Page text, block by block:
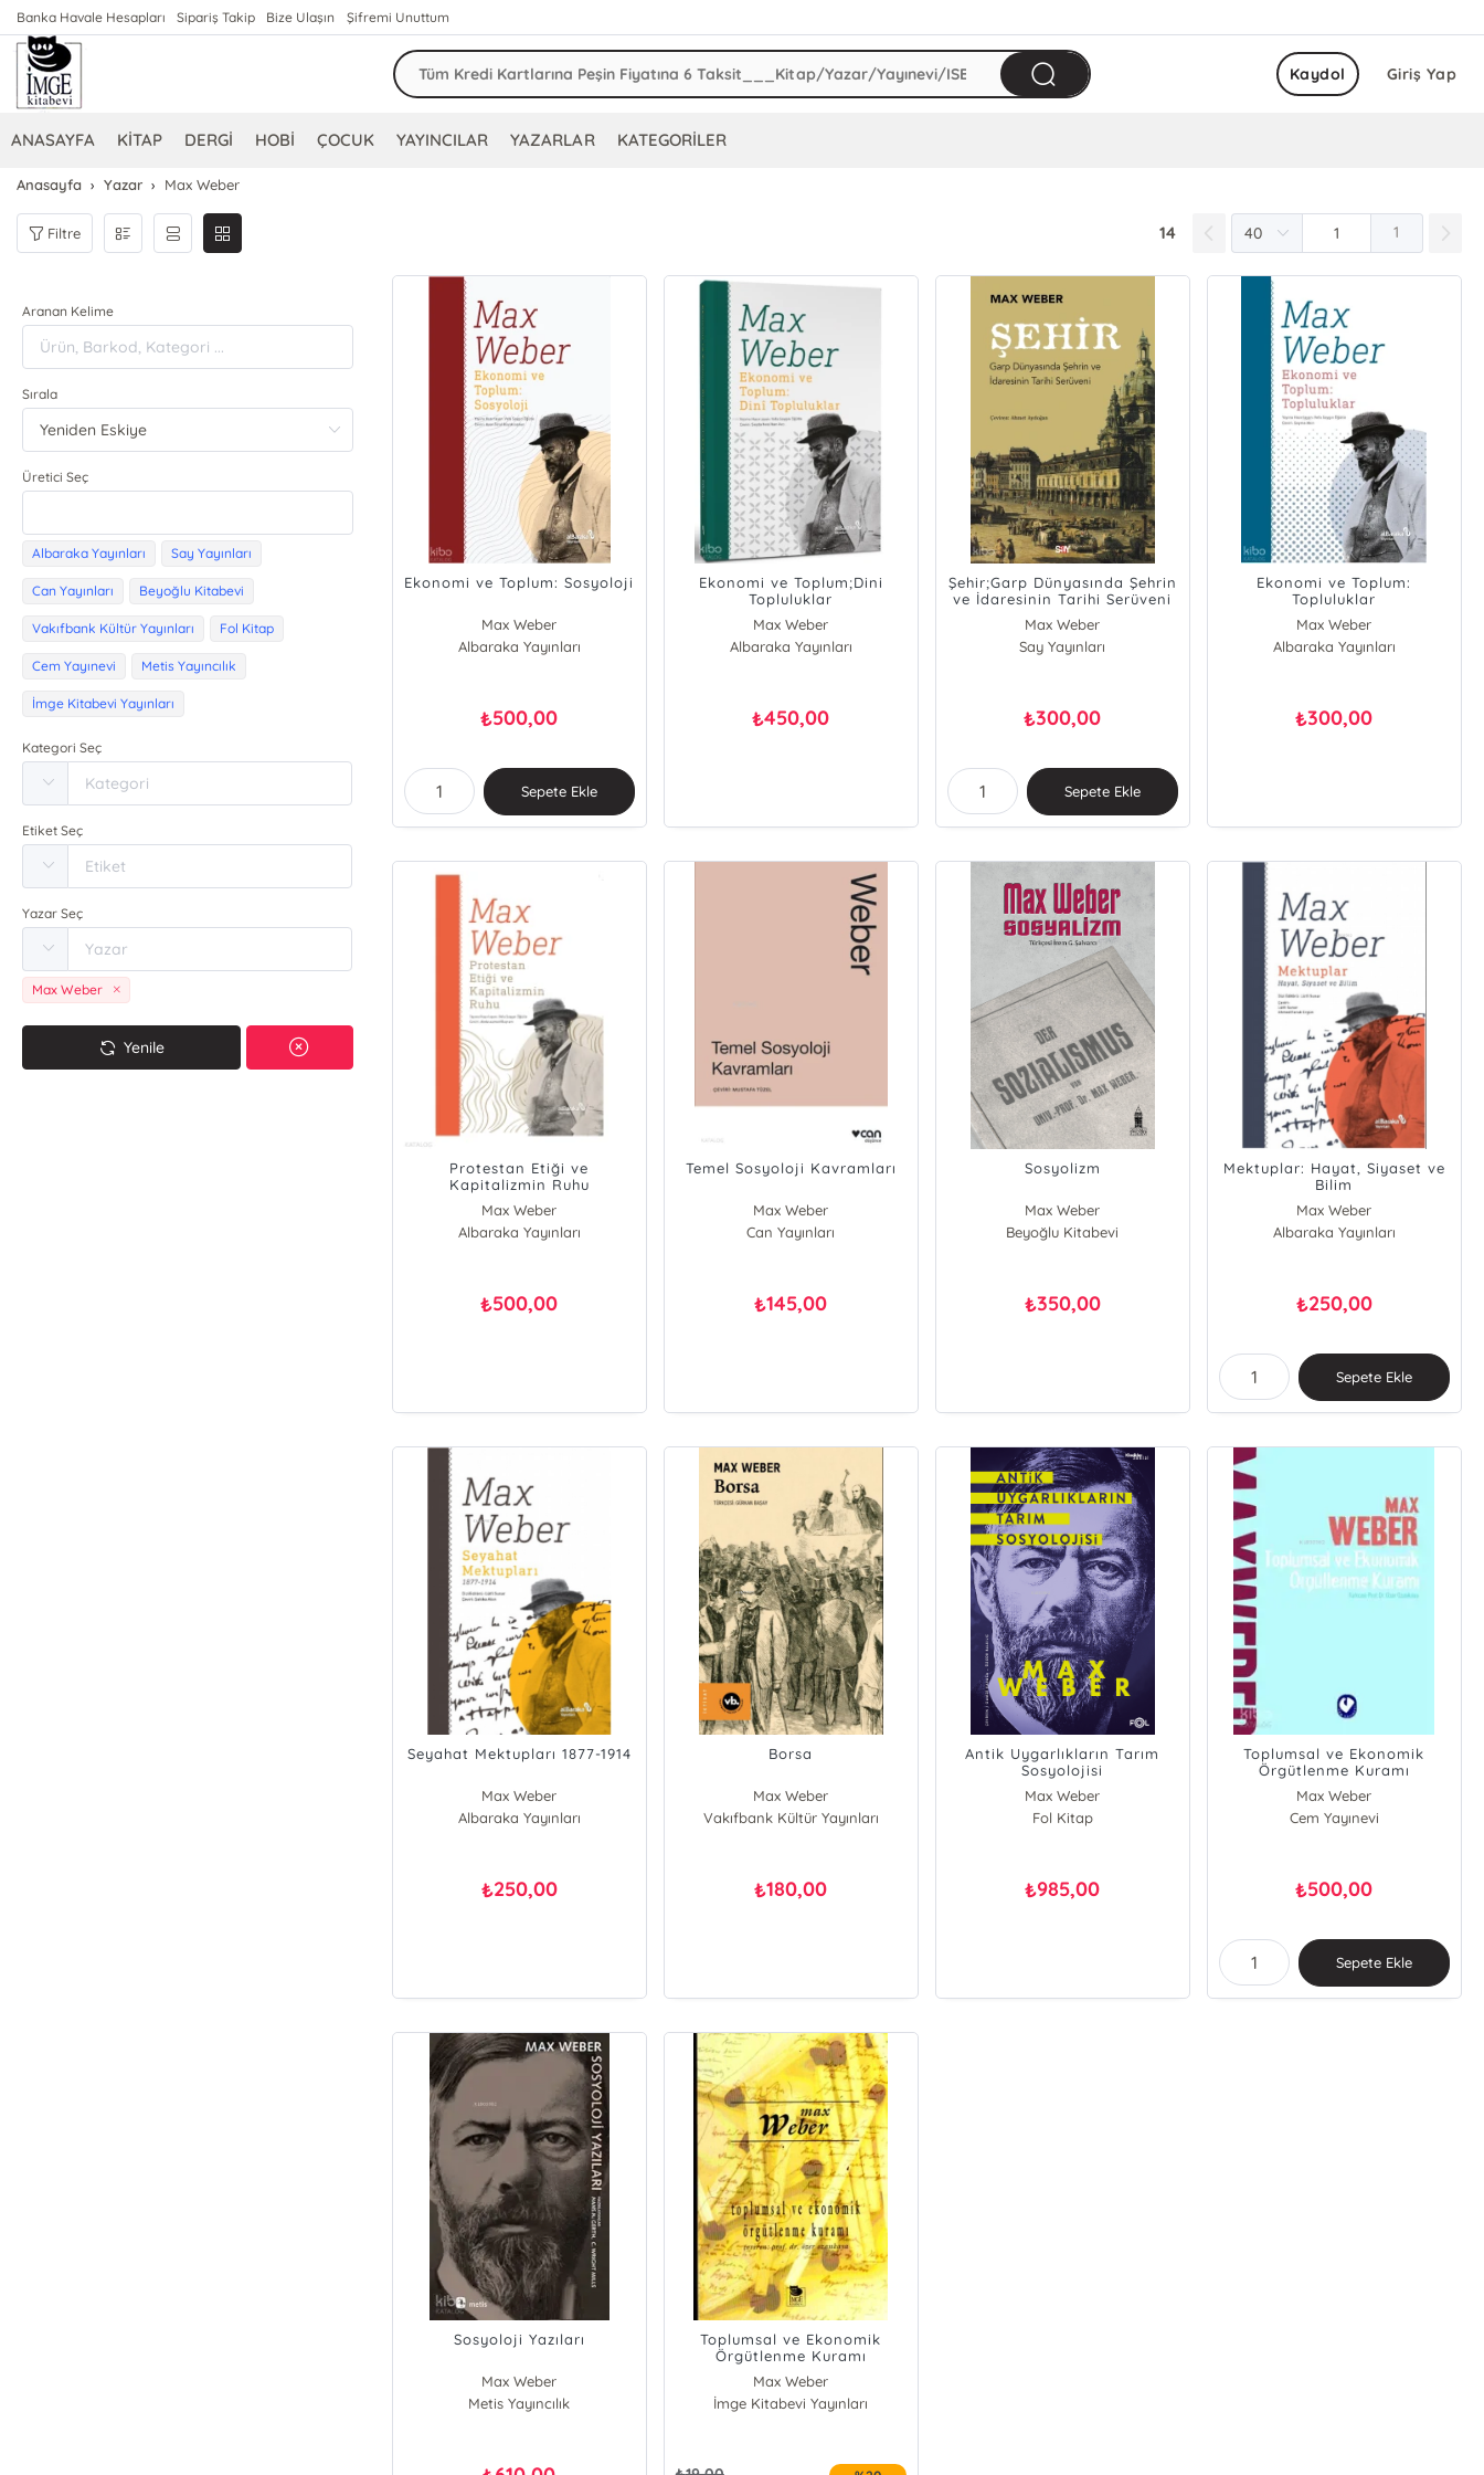
Banka Havale Hesapları Sipariş Takip Bize Ulaşın Şifremi Unuttum
Giriş Yap
Kaydol
ANASAYFA KİTAP DERGİ HOBİ ÇOCUK YAYINCILAR YAZARLAR KATEGORİLER
Anasayfa Yazar Max Weber
Filtre 14 1
Aranan Kelime
Sırala
Üretici Seç
Albaraka Yayınları Say Yayınları
Can Yayınları Beyoğlu Kitabevi
Vakıfbank Kültür Yayınları Fol Kitap
Cem Yayınevi Metis Yayıncılık
İmge Kitabevi Yayınları
Kategori Seç
Etiket Seç
Yazar Seç
Max Weber
Yenile
Ekonomi ve Toplum: Sosyoloji
Max Weber
Albaraka Yayınları
₺500,00
Sepete Ekle
Ekonomi ve Toplum;Dini
Topluluklar
Max Weber
Albaraka Yayınları
₺450,00
Şehir;Garp Dünyasında Şehrin
ve İdaresinin Tarihi Serüveni
Max Weber
Say Yayınları
₺300,00
Sepete Ekle
Ekonomi ve Toplum:
Topluluklar
Max Weber
Albaraka Yayınları
₺300,00
Protestan Etiği ve
Kapitalizmin Ruhu
Max Weber
Albaraka Yayınları
₺500,00
Temel Sosyoloji Kavramları
Max Weber
Can Yayınları
₺145,00
Sosyolizm
Max Weber
Beyoğlu Kitabevi
₺350,00
Mektuplar: Hayat, Siyaset ve
Bilim
Max Weber
Albaraka Yayınları
₺250,00
Sepete Ekle
Seyahat Mektupları 1877-1914
Max Weber
Albaraka Yayınları
₺250,00
Borsa
Max Weber
Vakıfbank Kültür Yayınları
₺180,00
Antik Uygarlıkların Tarım
Sosyolojisi
Max Weber
Fol Kitap
₺985,00
Toplumsal ve Ekonomik
Örgütlenme Kuramı
Max Weber
Cem Yayınevi
₺500,00
Sepete Ekle
Sosyoloji Yazıları
Max Weber
Metis Yayıncılık
Toplumsal ve Ekonomik
Örgütlenme Kuramı
Max Weber
İmge Kitabevi Yayınları